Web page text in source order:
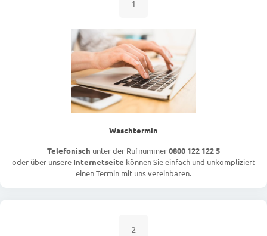
1
Waschtermin
Telefonisch unter der Rufnummer0800 122 122 5
oder über unsere Internetseite können Sie einfach und unkompliziert
einen Termin mit uns vereinbaren.
2